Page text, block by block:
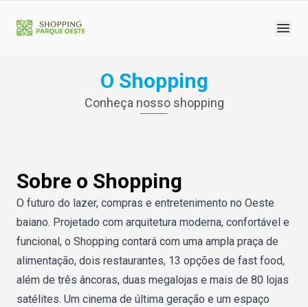
O Shopping
Conheça nosso shopping
Sobre o Shopping
O futuro do lazer, compras e entretenimento no Oeste
baiano. Projetado com arquitetura moderna, confortável e
funcional, o Shopping contará com uma ampla praça de
alimentação, dois restaurantes, 13 opções de fast food,
além de três âncoras, duas megalojas e mais de 80 lojas
satélites. Um cinema de última geração e um espaço